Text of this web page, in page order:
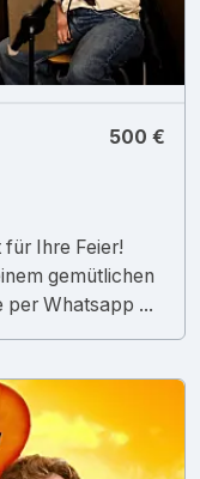
500 €
Ihre Feier!
gemütlichen
per Whatsapp ...